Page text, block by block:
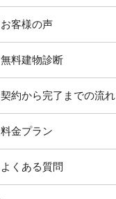
お客様の声
無料建物診断
契約から完了までの流れ
料金プラン
よくある質問